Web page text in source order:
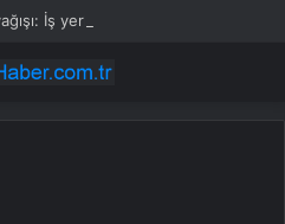
İş yerlerini su bastı